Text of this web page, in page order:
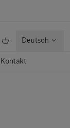
Deutsch
Kontakt